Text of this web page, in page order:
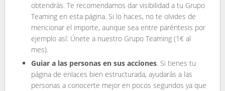
obtendrás. Te recomendamos dar visibilidad a tu Grupo
Teaming en esta página. Si lo haces, no te olvides de
mencionar el importe, aunque sea entre paréntesis por
ejemplo así: Únete a nuestro Grupo Teaming (1€ al
mes).
Guiar a las personas en sus acciones. Si tienes tu
página de enlaces bien estructurada, ayudarás a las
personas a conocerte mejor en pocos segundos ya que